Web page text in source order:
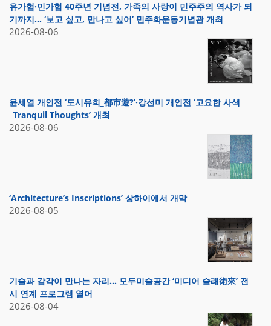
유가협·민가협 40주년 기념전, 가족의 사랑이 민주주의 역사가 되
기까지… ‘보고 싶고, 만나고 싶어’ 민주화운동기념관 개최
2026-08-06
윤세열 개인전 ‘도시유희_都市遊?’·강선미 개인전 ‘고요한 사색
_Tranquil Thoughts’ 개최
2026-08-06
‘Architecture’s Inscriptions’ 상하이에서 개막
2026-08-05
기술과 감각이 만나는 자리… 모두미술공간 ‘미디어 술래術來’ 전
시 연계 프로그램 열어
2026-08-04